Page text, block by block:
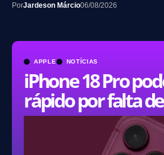
APPLE NOTÍCIAS
iPhone 18 Pro
rápido por falta
PorJardeson Márcio06/08/2026